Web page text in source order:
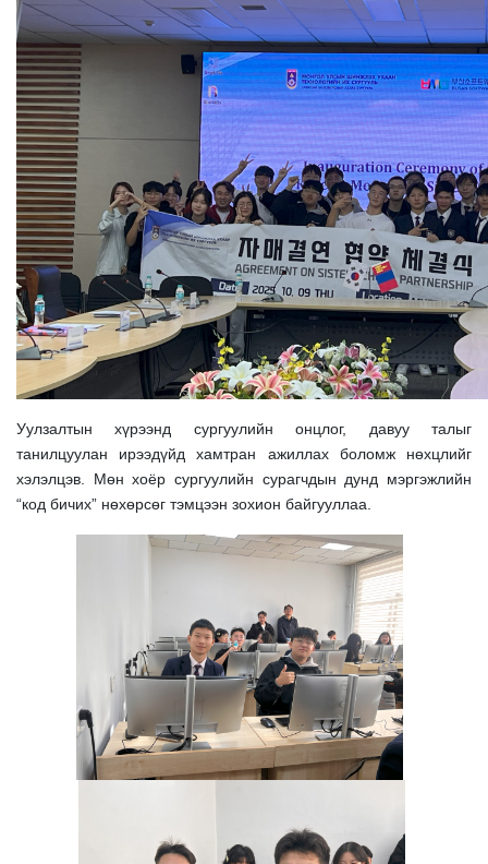
Уулзалтын хүрээнд сургуулийн онцлог, давуу талыг
танилцуулан ирээдүйд хамтран ажиллах боломж нөхцлийг
хэлэлцэв. Мөн хоёр сургуулийн сурагчдын дунд мэргэжлийн
“код бичих” нөхөрсөг тэмцээн зохион байгууллаа.